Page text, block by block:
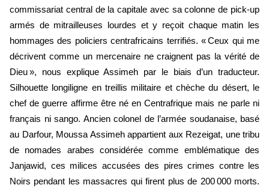
commissariat central de la capitale avec sa colonne de pick-up
armés de mitrailleuses lourdes et y reçoit chaque matin les
hommages des policiers centrafricains terrifiés. « Ceux qui me
décrivent comme un mercenaire ne craignent pas la vérité de
Dieu », nous explique Assimeh par le biais d’un traducteur.
Silhouette longiligne en treillis militaire et chèche du désert, le
chef de guerre affirme être né en Centrafrique mais ne parle ni
français ni sango. Ancien colonel de l’armée soudanaise, basé
au Darfour, Moussa Assimeh appartient aux Rezeigat, une tribu
de nomades arabes considérée comme emblématique des
Janjawid, ces milices accusées des pires crimes contre les
Noirs pendant les massacres qui firent plus de 200 000 morts.